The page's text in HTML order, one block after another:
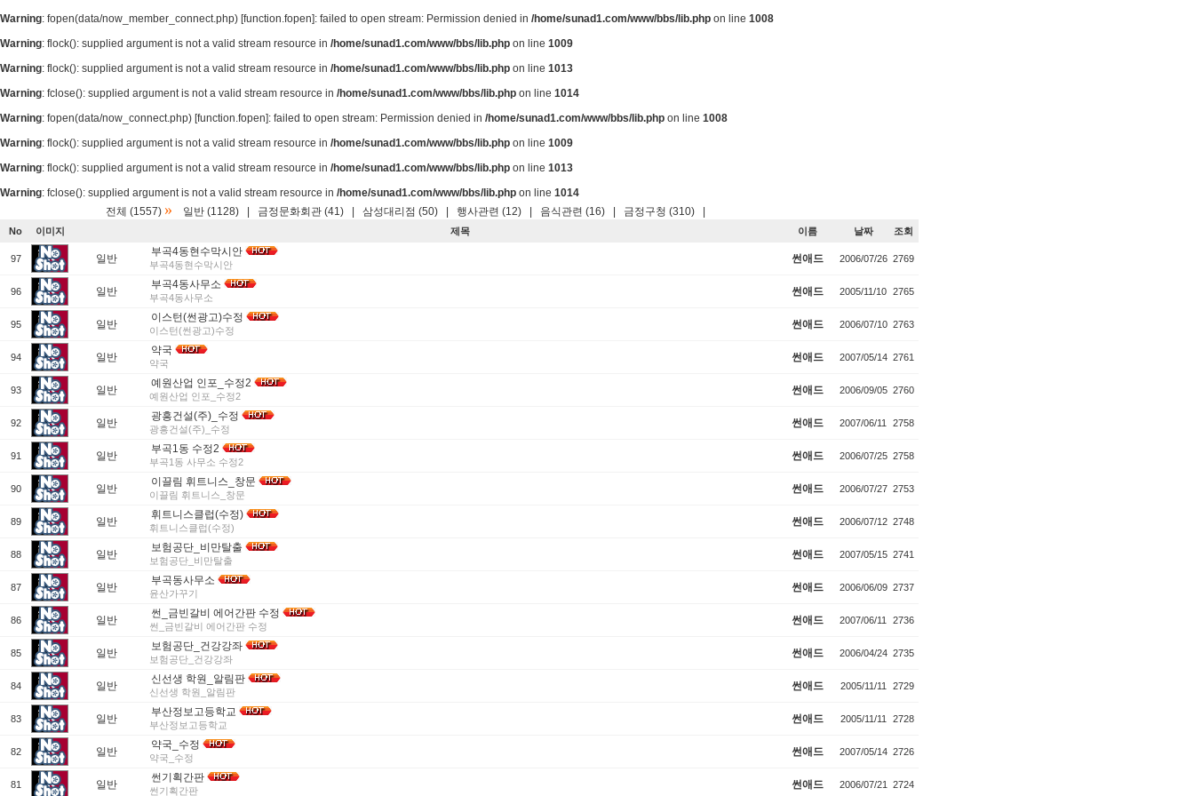
Warning: fopen(data/now_member_connect.php) [function.fopen]: failed to open stream: Permission denied in /home/sunad1.com/www/bbs/lib.php on line 1008
Warning: flock(): supplied argument is not a valid stream resource in /home/sunad1.com/www/bbs/lib.php on line 1009
Warning: flock(): supplied argument is not a valid stream resource in /home/sunad1.com/www/bbs/lib.php on line 1013
Warning: fclose(): supplied argument is not a valid stream resource in /home/sunad1.com/www/bbs/lib.php on line 1014
Warning: fopen(data/now_connect.php) [function.fopen]: failed to open stream: Permission denied in /home/sunad1.com/www/bbs/lib.php on line 1008
Warning: flock(): supplied argument is not a valid stream resource in /home/sunad1.com/www/bbs/lib.php on line 1009
Warning: flock(): supplied argument is not a valid stream resource in /home/sunad1.com/www/bbs/lib.php on line 1013
Warning: fclose(): supplied argument is not a valid stream resource in /home/sunad1.com/www/bbs/lib.php on line 1014
전체 (1557) » 일반 (1128) 금정문화회관 (41) 삼성대리점 (50) 행사관련 (12) 음식관련 (16) 금정구청 (310)
No 이미지 제목 이름 날짜 조회
97 일반
부곡4동현수막시안
부곡4동현수막시안 썬애드 2006/07/26 2769
96 일반
부곡4동사무소
부곡4동사무소 썬애드 2005/11/10 2765
95 일반
이스턴(썬광고)수정
이스턴(썬광고)수정 썬애드 2006/07/10 2763
94 일반
약국
약국 썬애드 2007/05/14 2761
93 일반
예원산업 인포_수정2
예원산업 인포_수정2 썬애드 2006/09/05 2760
92 일반
광흥건설(주)_수정
광흥건설(주)_수정 썬애드 2007/06/11 2758
91 일반
부곡1동 수정2
부곡1동 사무소 수정2 썬애드 2006/07/25 2758
90 일반
이끌림 휘트니스_창문
이끌림 휘트니스_창문 썬애드 2006/07/27 2753
89 일반
휘트니스클럽(수정)
휘트니스클럽(수정) 썬애드 2006/07/12 2748
88 일반
보험공단_비만탈출
보험공단_비만탈출 썬애드 2007/05/15 2741
87 일반
부곡동사무소
윤산가꾸기 썬애드 2006/06/09 2737
86 일반
썬_금빈갈비 에어간판 수정
썬_금빈갈비 에어간판 수정 썬애드 2007/06/11 2736
85 일반
보험공단_건강강좌
보험공단_건강강좌 썬애드 2006/04/24 2735
84 일반
신선생 학원_알림판
신선생 학원_알림판 썬애드 2005/11/11 2729
83 일반
부산정보고등학교
부산정보고등학교 썬애드 2005/11/11 2728
82 일반
약국_수정
약국_수정 썬애드 2007/05/14 2726
81 일반
썬기획간판
썬기획간판 썬애드 2006/07/21 2724